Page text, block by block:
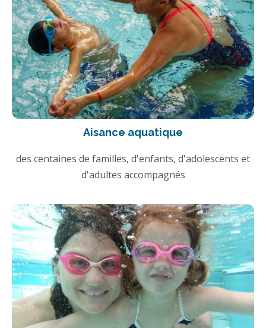
Aisance aquatique
des centaines de familles, d'enfants, d'adolescents et
d'adultes accompagnés